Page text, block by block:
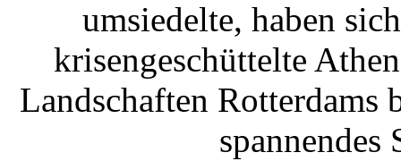
umsiedelte, haben
krisengeschüttelte
Landschaften Rotterdams